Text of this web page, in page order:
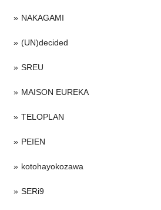
NAKAGAMI
(UN)decided
SREU
MAISON EUREKA
TELOPLAN
PEIEN
kotohayokozawa
SERi9